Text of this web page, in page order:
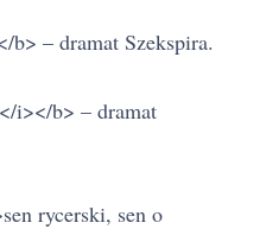
– dramat Szekspira.
i></b> – dramat
rycerski, sen o